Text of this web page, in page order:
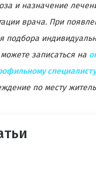
и назначение
врача. При
подбора
записаться на
специалисту
по месту